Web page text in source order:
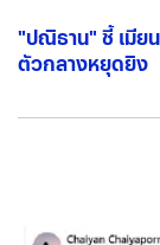
"ปณิธาน" ชี้ เมีย
ตัวกลางหยุดยิง